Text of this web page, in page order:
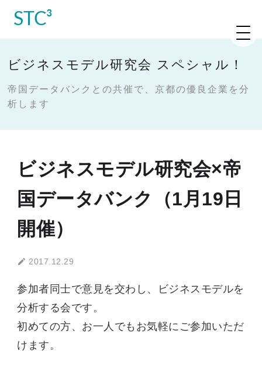
STC³
ビジネスモデル研究会 スペシャル！
帝国データバンクとの共催で、京都の優良企業を分
析します
ビジネスモデル研究会×帝
国データバンク（1月19日
開催）
2017.12.29
参加者同士で意見を交わし、ビジネスモデルを
分析する会です。
初めての方、お一人でもお気軽にご参加いただ
けます。